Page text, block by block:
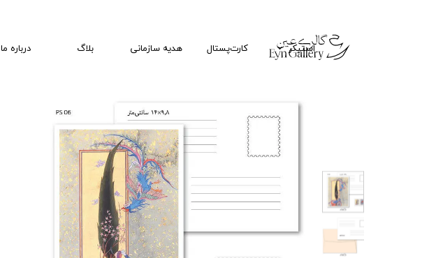
استیکر کارت‌پستال هدیه سازمانی بلاگ درباره ما